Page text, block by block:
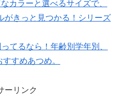
カラーと選べるサイズで、
がきっと見つかる！シリーズ
てるなら！年齢別学年別、
すめあつめ。
ーリンク